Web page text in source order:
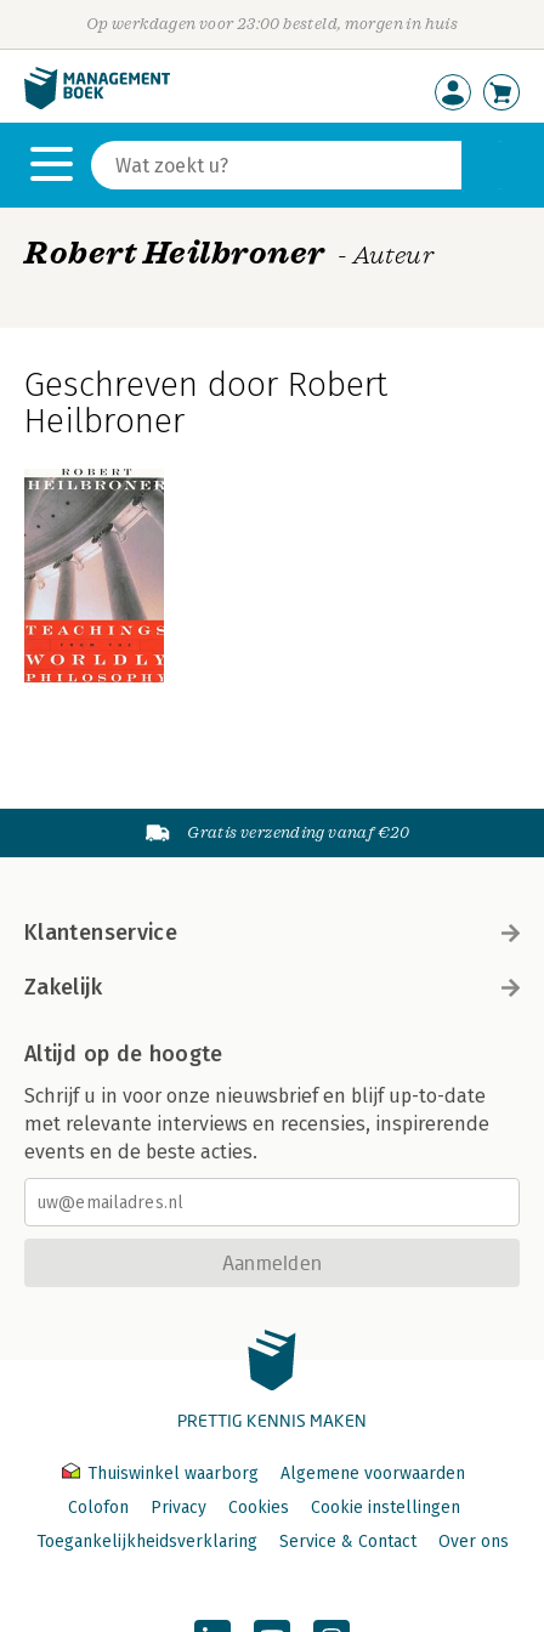
Op werkdagen voor 23:00 besteld, morgen in huis
Robert Heilbroner - Auteur
Geschreven door Robert
Heilbroner
Gratis verzending vanaf €20
Klantenservice
Zakelijk
Altijd op de hoogte
Schrijf u in voor onze nieuwsbrief en blijf up-to-date
met relevante interviews en recensies, inspirerende
events en de beste acties.
Aanmelden
PRETTIG KENNIS MAKEN
Thuiswinkel waarborg
Algemene voorwaarden
Colofon
Privacy Cookies
Cookie instellingen
Toegankelijkheidsverklaring
Service & Contact Over ons